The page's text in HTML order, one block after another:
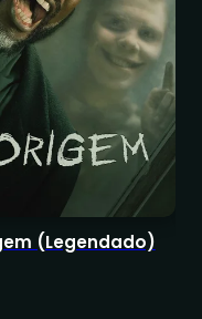
(Legendado)